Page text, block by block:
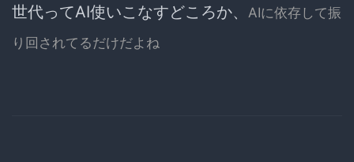
世代ってAI使いこなすどころか、 AIに依存して振
り回されてるだけだよね